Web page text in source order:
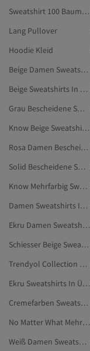
Sweatshirt 100 Baumwolle
Lang Pullover
Hoodie Kleid
Beige Damen Sweatshirts In Übergröße
Beige Sweatshirts In Übergröße
Grau Bescheidene Sweatshirts
Know Beige Sweatshirts
Rosa Damen Bescheidene Sweatshirts
Solid Bescheidene Sweatshirts
Know Mehrfarbig Sweatshirts
Damen Sweatshirts In Übergröße
Ekru Damen Sweatshirts In Übergröße
Schiesser Beige Sweatshirts
Trendyol Collection Damen Sweatshirts
Ekru Sweatshirts In Übergröße
Cremefarben Sweatshirts
No Matter What Mehrfarbig Bescheidene Sweatshirts
Weiß Damen Sweatshirts